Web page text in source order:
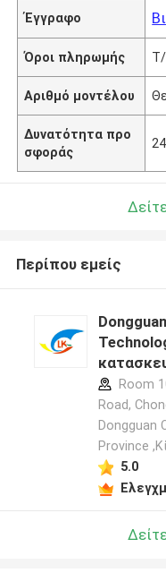
Έγγραφο
Όροι πληρωμής
Αριθμό μοντέλου
Δυνατότητα προ
σφοράς
Περίπου εμείς
Room
Road,
Dongguan
Province
5.0